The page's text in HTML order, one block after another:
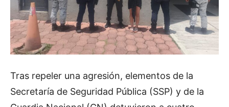
Tras repeler una agresión, elementos de la
Secretaría de Seguridad Pública (SSP) y de la